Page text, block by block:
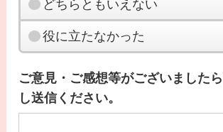
どちらともいえない
役に立たなかった
ご意見・ご感想等がございました
し送信ください。